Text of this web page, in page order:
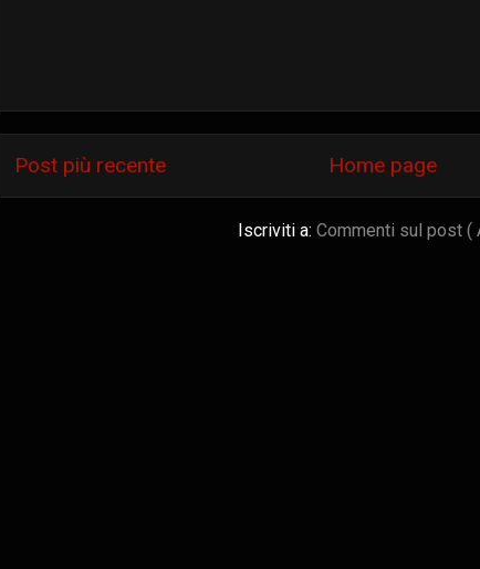
Post più recente Home page
Iscriviti a: Commenti sul post (